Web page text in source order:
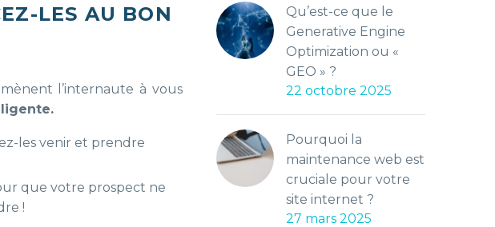
LES AU BON
l’internaute à vous
les venir et prendre
que votre prospect ne
!
Qu’est-ce que le
Generative Engine
Optimization ou «
GEO » ?
22 octobre 2025
Pourquoi la
maintenance web est
cruciale pour votre
site internet ?
27 mars 2025